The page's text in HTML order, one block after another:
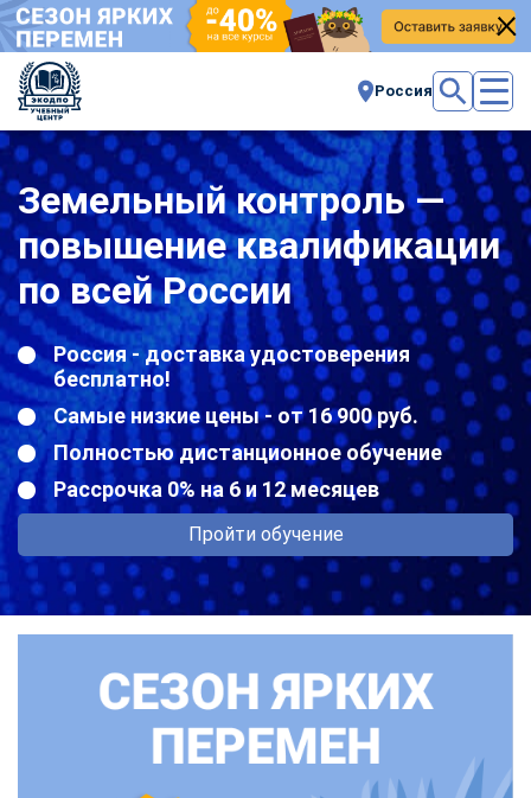
Россия
Земельный контроль —
повышение квалификации
по всей России
Россия - доставка удостоверения
бесплатно!
Самые низкие цены - от 16 900 руб.
Полностью дистанционное обучение
Рассрочка 0% на 6 и 12 месяцев
Пройти обучение